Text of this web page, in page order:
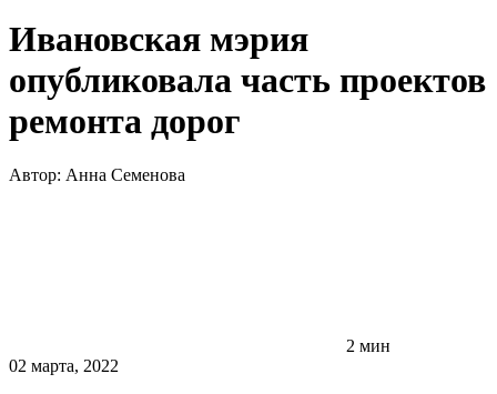
Ивановская мэрия
опубликовала часть проектов
ремонта дорог
Автор: Анна Семенова
2 мин
02 марта, 2022